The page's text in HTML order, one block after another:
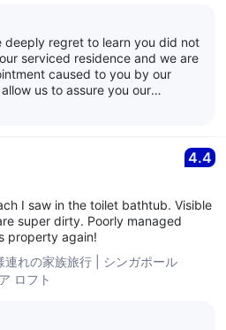
I trust that management will
expect full compensation for
short of even basic
than the technical support
serviced residence and we are
caused to you by our
as it is always our sincere
Guest Service management
staff about good and bad
your feedback will be given to
us to change your impression
4.4
I saw in the toilet bathtub. Visible
super dirty. Poorly managed
property again!
連れの家族旅行
シンガポール
ロフト